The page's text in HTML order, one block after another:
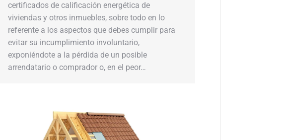
certificados de calificación energética de
viviendas y otros inmuebles, sobre todo en lo
referente a los aspectos que debes cumplir para
evitar su incumplimiento involuntario,
exponiéndote a la pérdida de un posible
arrendatario o comprador o, en el peor…